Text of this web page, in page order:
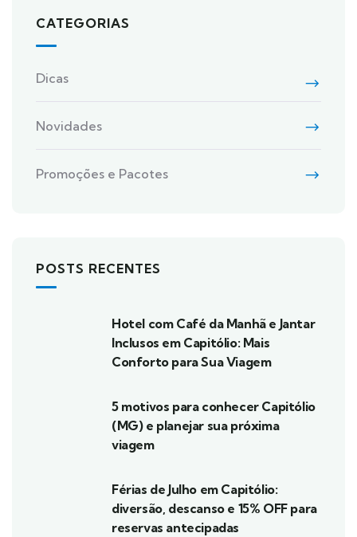
CATEGORIAS
Dicas
Novidades
Promoções e Pacotes
POSTS RECENTES
Hotel com Café da Manhã e Jantar
Inclusos em Capitólio: Mais
Conforto para Sua Viagem
5 motivos para conhecer Capitólio
(MG) e planejar sua próxima
viagem
Férias de Julho em Capitólio:
diversão, descanso e 15% OFF para
reservas antecipadas